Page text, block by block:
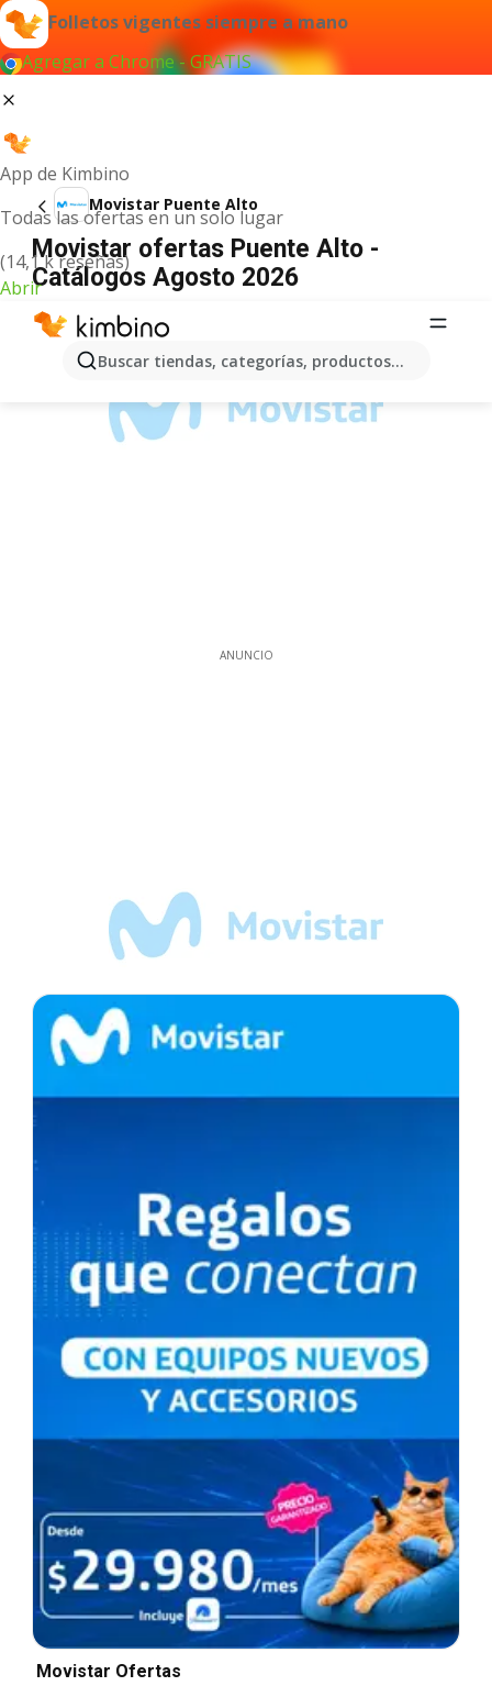
Folletos vigentes siempre a mano
Agregar a Chrome - GRATIS
App de Kimbino
Todas las ofertas en un solo lugar
(14,1 k reseñas)
Abrir
Buscar tiendas, categorías, productos...
Movistar Puente Alto
Movistar ofertas Puente Alto -
Catálogos Agosto 2026
ANUNCIO
Movistar Ofertas